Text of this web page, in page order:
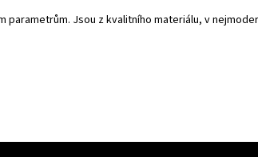
Jsou z kvalitního materiálu, v